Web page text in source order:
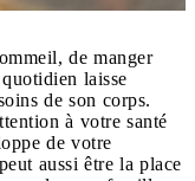
de manger
laisse
de son corps.
à votre santé
de votre
aussi être la place